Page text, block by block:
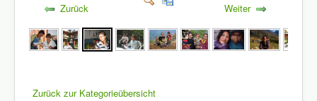
Zurück Weiter
Zurück zur Kategorieübersicht